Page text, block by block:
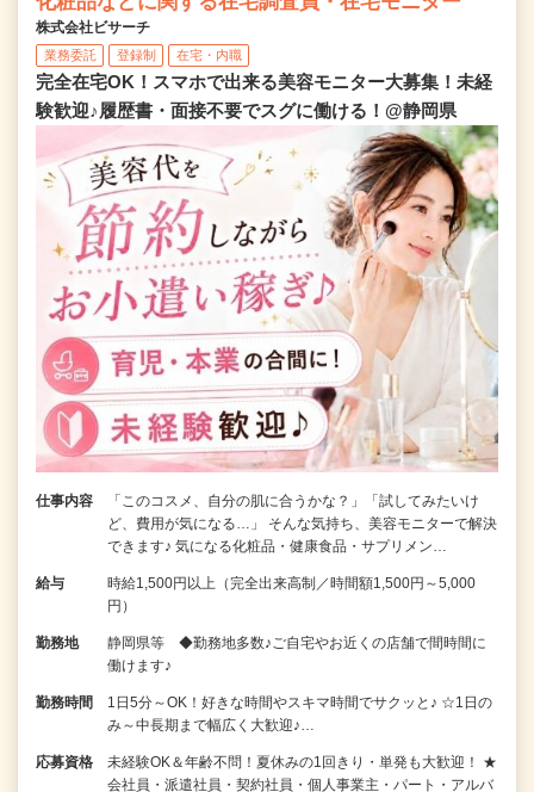
株式会社ビサーチ
業務委託 登録制 在宅・内職
完全在宅OK！スマホで出来る美容モニター大募集！未経
験歓迎♪履歴書・面接不要でスグに働ける！@静岡県
仕事内容
「このコスメ、自分の肌に合うかな？」「試してみたいけ
ど、費用が気になる…」 そんな気持ち、美容モニターで解決
できます♪ 気になる化粧品・健康食品・サプリメン…
給与
時給1,500円以上（完全出来高制／時間額1,500円～5,000
円）
勤務地
静岡県等 ◆勤務地多数♪ご自宅やお近くの店舗で間時間に
働けます♪
勤務時間
1日5分～OK！好きな時間やスキマ時間でサクッと♪ ☆1日の
み～中長期まで幅広く大歓迎♪…
応募資格
未経験OK＆年齢不問！夏休みの1回きり・単発も大歓迎！ ★
会社員・派遣社員・契約社員・個人事業主・パート・アルバ